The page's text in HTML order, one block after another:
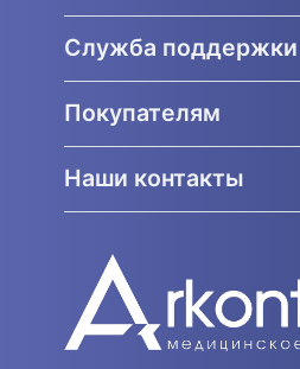
Служба поддержки
Покупателям
Наши контакты